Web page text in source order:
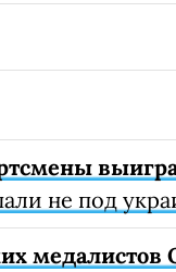
не под